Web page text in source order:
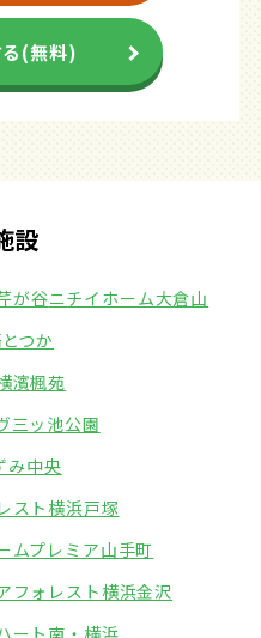
(無料)
設
が谷ニチイホーム大倉山
つか
濱楓苑
三ッ池公園
み中央
スト横浜戸塚
ムプレミア山手町
フォレスト横浜金沢
ート南・横浜